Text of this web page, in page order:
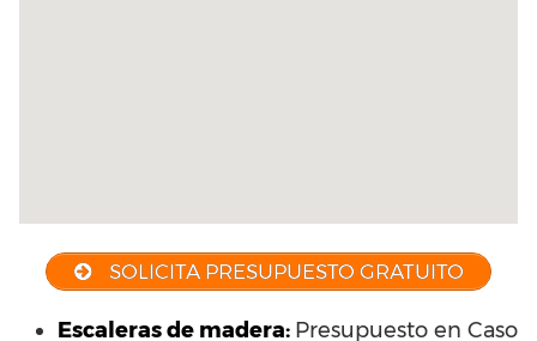
SOLICITA PRESUPUESTO GRATUITO
Escaleras de madera: Presupuesto en Caso